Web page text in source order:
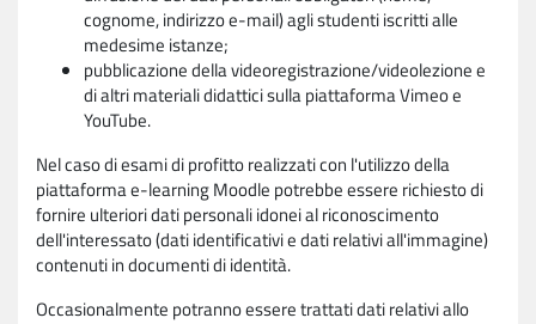
cognome, indirizzo e-mail) agli studenti iscritti alle
medesime istanze;
pubblicazione della videoregistrazione/videolezione e
di altri materiali didattici sulla piattaforma Vimeo e
YouTube.
Nel caso di esami di profitto realizzati con l'utilizzo della
piattaforma e-learning Moodle potrebbe essere richiesto di
fornire ulteriori dati personali idonei al riconoscimento
dell'interessato (dati identificativi e dati relativi all'immagine)
contenuti in documenti di identità.
Occasionalmente potranno essere trattati dati relativi allo